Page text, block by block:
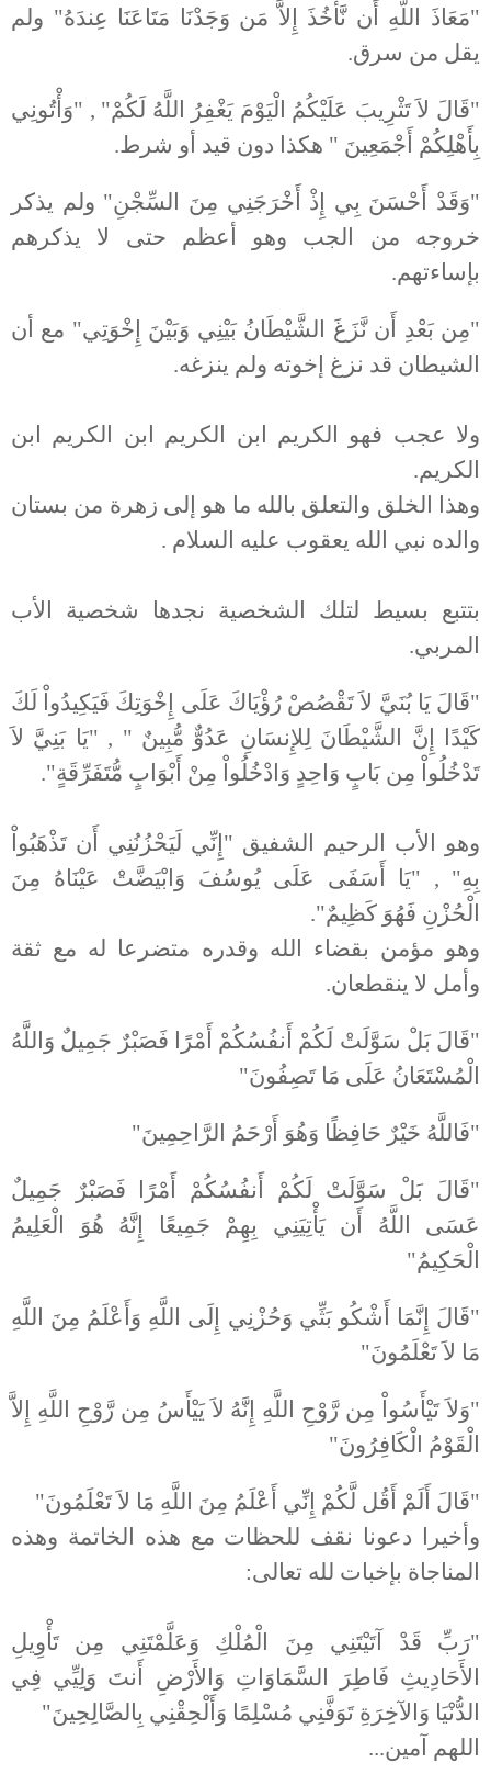
"مَعَاذَ اللَّهِ أَن نَّأْخُذَ إِلاَّ مَن وَجَدْنَا مَتَاعَنَا عِندَهُ" ولم
يقل من سرق.
"قَالَ لاَ تَثْرِيبَ عَلَيْكُمُ الْيَوْمَ يَغْفِرُ اللَّهُ لَكُمْ" , "وَأْتُونِي
بِأَهْلِكُمْ أَجْمَعِينَ " هكذا دون قيد أو شرط.
"وَقَدْ أَحْسَنَ بِي إِذْ أَخْرَجَنِي مِنَ السِّجْنِ" ولم يذكر
خروجه من الجب وهو أعظم حتى لا يذكرهم
بإساءتهم.
"مِن بَعْدِ أَن نَّزَغَ الشَّيْطَانُ بَيْنِي وَبَيْنَ إِخْوَتِي" مع أن
الشيطان قد نزغ إخوته ولم ينزغه.
ولا عجب فهو الكريم ابن الكريم ابن الكريم ابن
الكريم.
وهذا الخلق والتعلق بالله ما هو إلى زهرة من بستان
والده نبي الله يعقوب عليه السلام .
بتتبع بسيط لتلك الشخصية نجدها شخصية الأب
المربي.
"قَالَ يَا بُنَيَّ لاَ تَقْصُصْ رُؤْيَاكَ عَلَى إِخْوَتِكَ فَيَكِيدُواْ لَكَ
كَيْدًا إِنَّ الشَّيْطَانَ لِلإِنسَانِ عَدُوٌّ مُّبِينٌ " , "يَا بَنِيَّ لاَ
تَدْخُلُواْ مِن بَابٍ وَاحِدٍ وَادْخُلُواْ مِنْ أَبْوَابٍ مُّتَفَرِّقَةٍ".
وهو الأب الرحيم الشفيق "إِنِّي لَيَحْزُنُنِي أَن تَذْهَبُواْ
بِهِ" , "يَا أَسَفَى عَلَى يُوسُفَ وَابْيَضَّتْ عَيْنَاهُ مِنَ
الْحُزْنِ فَهُوَ كَظِيمٌ".
وهو مؤمن بقضاء الله وقدره متضرعا له مع ثقة
وأمل لا ينقطعان.
"قَالَ بَلْ سَوَّلَتْ لَكُمْ أَنفُسُكُمْ أَمْرًا فَصَبْرٌ جَمِيلٌ وَاللَّهُ
الْمُسْتَعَانُ عَلَى مَا تَصِفُونَ"
"فَاللَّهُ خَيْرٌ حَافِظًا وَهُوَ أَرْحَمُ الرَّاحِمِينَ"
"قَالَ بَلْ سَوَّلَتْ لَكُمْ أَنفُسُكُمْ أَمْرًا فَصَبْرٌ جَمِيلٌ
عَسَى اللَّهُ أَن يَأْتِيَنِي بِهِمْ جَمِيعًا إِنَّهُ هُوَ الْعَلِيمُ
الْحَكِيمُ"
"قَالَ إِنَّمَا أَشْكُو بَثِّي وَحُزْنِي إِلَى اللَّهِ وَأَعْلَمُ مِنَ اللَّهِ
مَا لاَ تَعْلَمُونَ"
"وَلاَ تَيْأَسُواْ مِن رَّوْحِ اللَّهِ إِنَّهُ لاَ يَيْأَسُ مِن رَّوْحِ اللَّهِ إِلاَّ
الْقَوْمُ الْكَافِرُونَ"
"قَالَ أَلَمْ أَقُل لَّكُمْ إِنِّي أَعْلَمُ مِنَ اللَّهِ مَا لاَ تَعْلَمُونَ"
وأخيرا دعونا نقف للحظات مع هذه الخاتمة وهذه
المناجاة بإخبات لله تعالى:
"رَبِّ قَدْ آتَيْتَنِي مِنَ الْمُلْكِ وَعَلَّمْتَنِي مِن تَأْوِيلِ
الأَحَادِيثِ فَاطِرَ السَّمَاوَاتِ وَالأَرْضِ أَنتَ وَلِيِّي فِي
الدُّنْيَا وَالآخِرَةِ تَوَفَّنِي مُسْلِمًا وَأَلْحِقْنِي بِالصَّالِحِينَ"
اللهم آمين...